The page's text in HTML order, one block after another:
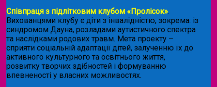
Співпраця з підлітковим клубом «Пролісок».
Вихованцями клубу є діти з інвалідністю, зокрема: із
синдромом Дауна, розладами аутистичного спектра
та наслідками родових травм. Мета проекту –
сприяти соціальній адаптації дітей, залученню їх до
активного культурного та освітнього життя,
розвитку творчих здібностей і формуванню
впевненості у власних можливостях.